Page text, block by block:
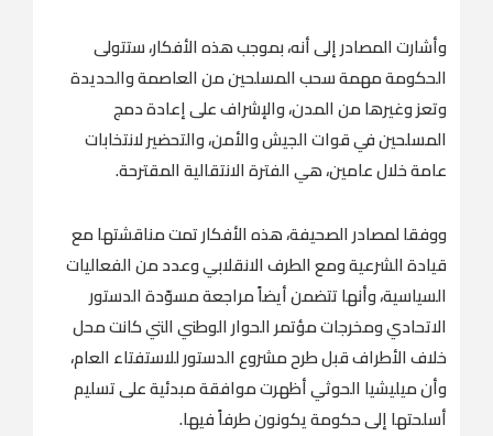
وأشارت المصادر إلى أنه، بموجب هذه الأفكار، ستتولى
الحكومة مهمة سحب المسلحين من العاصمة والحديدة
وتعز وغيرها من المدن، والإشراف على إعادة دمج
المسلحين في قوات الجيش والأمن، والتحضير لانتخابات
عامة خلال عامين، هي الفترة الانتقالية المقترحة.
ووفقا لمصادر الصحيفة، هذه الأفكار تمت مناقشتها مع
قيادة الشرعية ومع الطرف الانقلابي وعدد من الفعاليات
السياسية، وأنها تتضمن أيضاً مراجعة مسوّدة الدستور
الاتحادي ومخرجات مؤتمر الحوار الوطني التي كانت محل
خلاف الأطراف قبل طرح مشروع الدستور للاستفتاء العام،
وأن ميليشيا الحوثي أظهرت موافقة مبدئية على تسليم
أسلحتها إلى حكومة يكونون طرفاً فيها.